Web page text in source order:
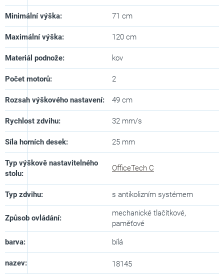
Minimální výška: 71 cm
Maximální výška: 120 cm
Materiál podnože: kov
Počet motorů: 2
Rozsah výškového nastavení: 49 cm
Rychlost zdvihu: 32 mm/s
Síla horních desek: 25 mm
Typ výškově nastavitelného
stolu:
OfficeTech C
Typ zdvihu: s antikolizním systémem
Způsob ovládání:
mechanické tlačítkové,
paměťové
barva: bílá
nazev: 18145